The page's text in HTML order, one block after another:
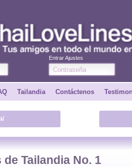
Entrar Ajustes
Tailandia Contáctenos
Tailandia No. 1